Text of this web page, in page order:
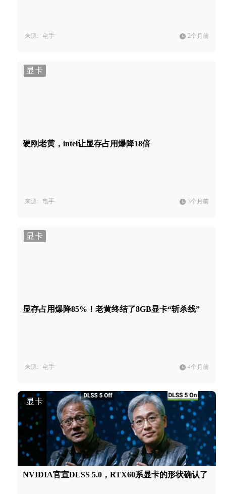
来源: 电手 2个月前
显卡
硬刚老黄，intel让显存占用爆降18倍
来源: 电手 3个月前
显卡
显存占用爆降85%！老黄终结了8GB显卡“斩杀线”
来源: 电手 4个月前
显卡
NVIDIA官宣DLSS 5.0，RTX60系显卡的形状确认了